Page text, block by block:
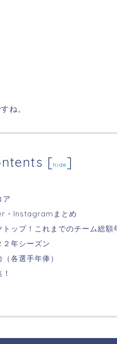
ね。
[hide]
ア
・Instagramまとめ
ップ！これまでのチーム総額
年シーズン
各選手年俸）